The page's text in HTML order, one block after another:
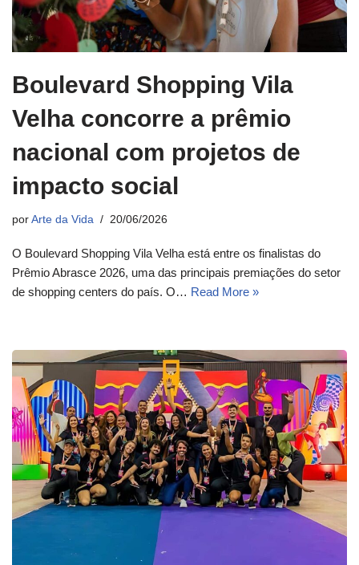
Boulevard Shopping Vila
Velha concorre a prêmio
nacional com projetos de
impacto social
por Arte da Vida 20/06/2026
O Boulevard Shopping Vila Velha está entre os finalistas do
Prêmio Abrasce 2026, uma das principais premiações do setor
de shopping centers do país. O… Read More »